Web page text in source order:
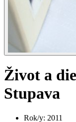
Život a
Stupava
Rok/y: 2011